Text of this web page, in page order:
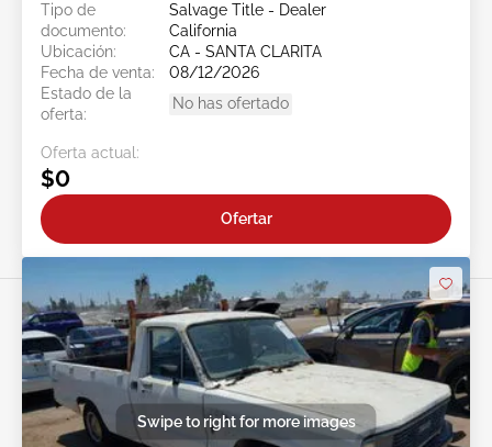
Tipo de
documento:
Salvage Title - Dealer
California
Ubicación:
CA - SANTA CLARITA
Fecha de venta:
08/12/2026
Estado de la
oferta:
No has ofertado
Oferta actual:
$0
Ofertar
Swipe to right for more images